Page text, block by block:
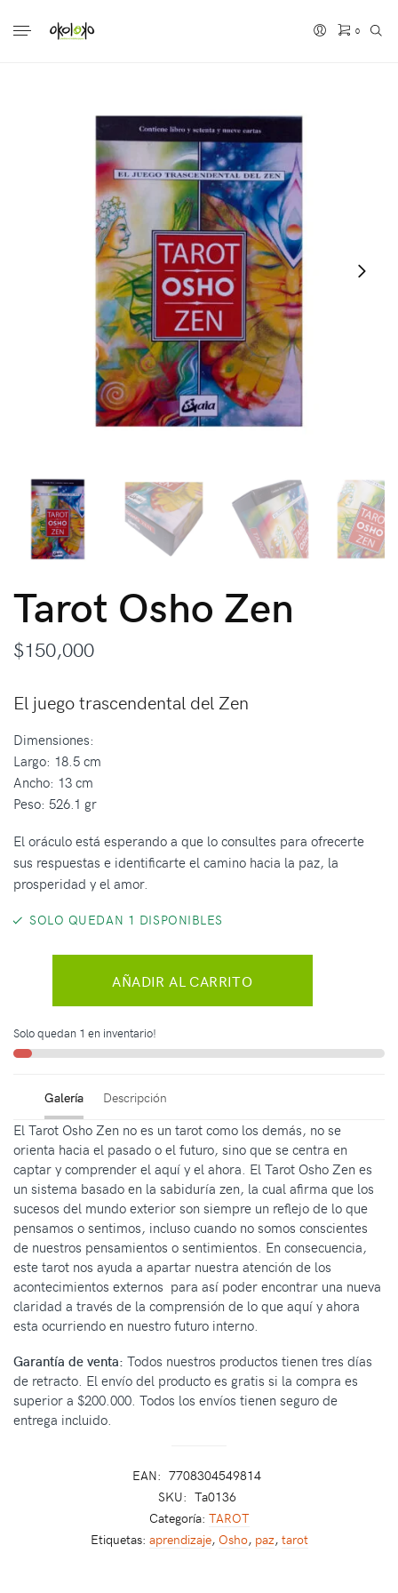
0
Tarot Osho Zen
$150,000
El juego trascendental del Zen
Dimensiones:
Largo: 18.5 cm
Ancho: 13 cm
Peso: 526.1 gr
El oráculo está esperando a que lo consultes para ofrecerte
sus respuestas e identificarte el camino hacia la paz, la
prosperidad y el amor.
SOLO QUEDAN 1 DISPONIBLES
AÑADIR AL CARRITO
Solo quedan 1 en inventario!
Galería Descripción
El Tarot Osho Zen no es un tarot como los demás, no se
orienta hacia el pasado o el futuro, sino que se centra en
captar y comprender el aquí y el ahora. El Tarot Osho Zen es
un sistema basado en la sabiduría zen, la cual afirma que los
sucesos del mundo exterior son siempre un reflejo de lo que
pensamos o sentimos, incluso cuando no somos conscientes
de nuestros pensamientos o sentimientos. En consecuencia,
este tarot nos ayuda a apartar nuestra atención de los
acontecimientos externos para así poder encontrar una nueva
claridad a través de la comprensión de lo que aquí y ahora
esta ocurriendo en nuestro futuro interno.
Garantía de venta: Todos nuestros productos tienen tres días
de retracto. El envío del producto es gratis si la compra es
superior a $200.000. Todos los envíos tienen seguro de
entrega incluido.
EAN: 7708304549814
SKU: Ta0136
Categoría: TAROT
Etiquetas: aprendizaje, Osho, paz, tarot